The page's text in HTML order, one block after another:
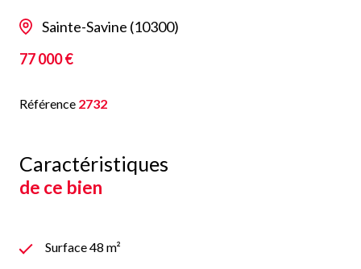
Sainte-Savine (10300)
77 000 €
Référence 2732
Caractéristiques
de ce bien
Surface 48 m²